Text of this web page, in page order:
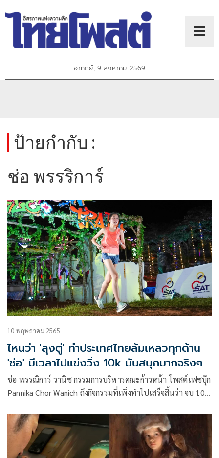
อาทิตย์, 9 สิงหาคม 2569
ป้ายกำกับ :
ช่อ พรรริการ์
10 พฤษภาคม 2565
ไหนว่า 'ลุงตู่' ทำประเทศไทยล้มเหลวทุกด้าน
'ช่อ' มีเวลาไปแข่งวิ่ง 10k มันสนุกมากจริงๆ
ช่อ พรรณิการ์ วานิช กรรมการบริหารคณะก้าวหน้า โพสต์เฟซบุ๊ก
Pannika Chor Wanich ถึงกิจกรรมที่เพิ่งทำไปเสร็จสิ้นว่า จบ 10k